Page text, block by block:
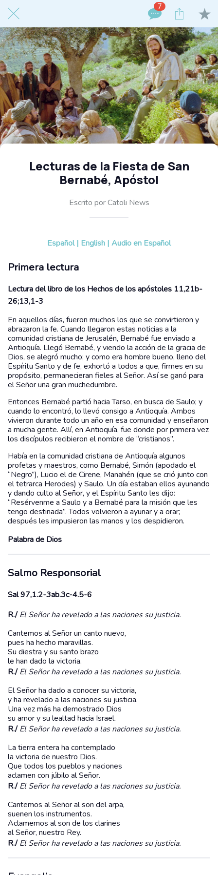
7
Lecturas de la Fiesta de San
Bernabé, Apóstol
Escrito por Catoli News
Español | English | Audio en Español
Primera lectura
Lectura del libro de los Hechos de los apóstoles 11,21b-
26;13,1-3
En aquellos días, fueron muchos los que se convirtieron y
abrazaron la fe. Cuando llegaron estas noticias a la
comunidad cristiana de Jerusalén, Bernabé fue enviado a
Antioquía. Llegó Bernabé, y viendo la acción de la gracia de
Dios, se alegró mucho; y como era hombre bueno, lleno del
Espíritu Santo y de fe, exhortó a todos a que, firmes en su
propósito, permanecieran fieles al Señor. Así se ganó para
el Señor una gran muchedumbre.
Entonces Bernabé partió hacia Tarso, en busca de Saulo; y
cuando lo encontró, lo llevó consigo a Antioquía. Ambos
vivieron durante todo un año en esa comunidad y enseñaron
a mucha gente. Allí, en Antioquía, fue donde por primera vez
los discípulos recibieron el nombre de “cristianos”.
Había en la comunidad cristiana de Antioquía algunos
profetas y maestros, como Bernabé, Simón (apodado el
“Negro”), Lucio el de Cirene, Manahén (que se crió junto con
el tetrarca Herodes) y Saulo. Un día estaban ellos ayunando
y dando culto al Señor, y el Espíritu Santo les dijo:
“Resérvenme a Saulo y a Bernabé para la misión que les
tengo destinada”. Todos volvieron a ayunar y a orar;
después les impusieron las manos y los despidieron.
Palabra de Dios
Salmo Responsorial
Sal 97,1.2-3ab.3c-4.5-6
R./ El Señor ha revelado a las naciones su justicia.
Cantemos al Señor un canto nuevo,
pues ha hecho maravillas.
Su diestra y su santo brazo
le han dado la victoria.
R./ El Señor ha revelado a las naciones su justicia.
El Señor ha dado a conocer su victoria,
y ha revelado a las naciones su justicia.
Una vez más ha demostrado Dios
su amor y su lealtad hacia Israel.
R./ El Señor ha revelado a las naciones su justicia.
La tierra entera ha contemplado
la victoria de nuestro Dios.
Que todos los pueblos y naciones
aclamen con júbilo al Señor.
R./ El Señor ha revelado a las naciones su justicia.
Cantemos al Señor al son del arpa,
suenen los instrumentos.
Aclamemos al son de los clarines
al Señor, nuestro Rey.
R./ El Señor ha revelado a las naciones su justicia.